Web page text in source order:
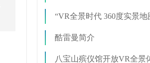
“VR全景时代 360度实景
酷雷曼简介
八宝山殡仪馆开放VR全景